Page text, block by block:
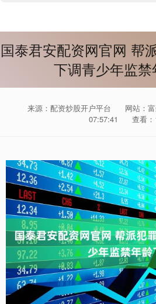
国泰君安配资网官网 帮
下调青少年监禁
来源：配资炒股开户平台 网站：
07:57:41
查看